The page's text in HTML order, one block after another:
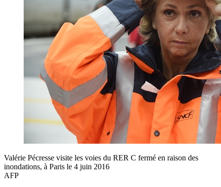
Valérie Pécresse visite les voies du RER C fermé en raison des
inondations, à Paris le 4 juin 2016
AFP